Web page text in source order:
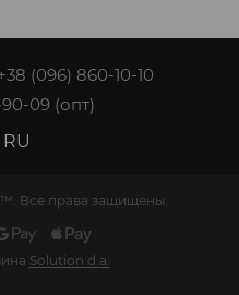
(096) 860-10-10
09 (опт)
Все права защищены.
Solution d.a.
RU